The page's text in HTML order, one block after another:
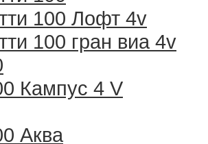
100 Лофт 4v
100 гран виа 4v
Кампус 4 V
Аква